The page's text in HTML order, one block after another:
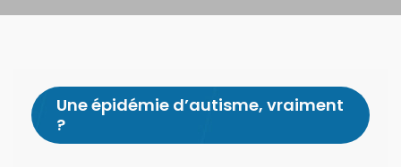
Une épidémie d’autisme, vraiment
?